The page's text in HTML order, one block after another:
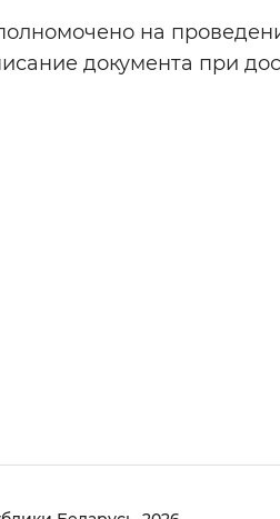
на
документа при